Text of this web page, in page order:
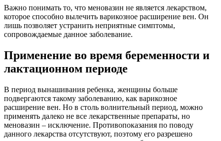
Важно понимать то, что меновазин не является лекарством,
которое способно вылечить варикозное расширение вен. Он
лишь позволяет устранить неприятные симптомы,
сопровождаемые данное заболевание.
Применение во время беременности и
лактационном периоде
В период вынашивания ребенка, женщины больше
подвергаются такому заболеванию, как варикозное
расширение вен. Но в столь волнительный период, можно
применять далеко не все лекарственные препараты, но
меновазин – исключение. Противопоказания по поводу
данного лекарства отсутствуют, поэтому его разрешено